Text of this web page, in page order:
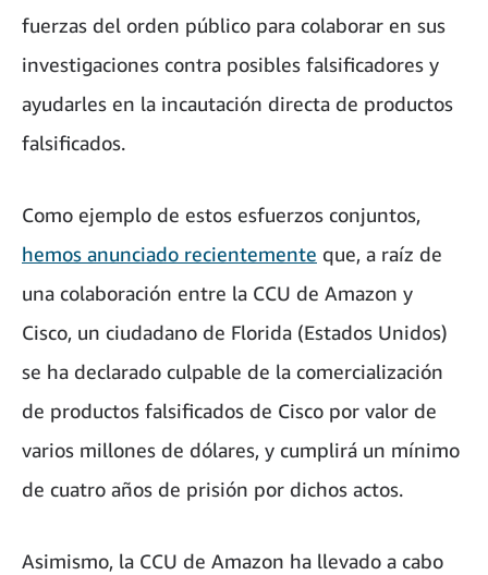
fuerzas del orden público para colaborar en sus
investigaciones contra posibles falsificadores y
ayudarles en la incautación directa de productos
falsificados.
Como ejemplo de estos esfuerzos conjuntos,
hemos anunciado recientemente que, a raíz de
una colaboración entre la CCU de Amazon y
Cisco, un ciudadano de Florida (Estados Unidos)
se ha declarado culpable de la comercialización
de productos falsificados de Cisco por valor de
varios millones de dólares, y cumplirá un mínimo
de cuatro años de prisión por dichos actos.
Asimismo, la CCU de Amazon ha llevado a cabo